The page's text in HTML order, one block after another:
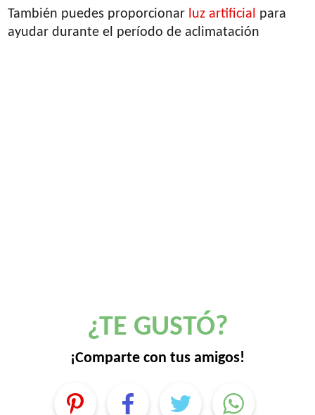
También puedes proporcionar luz artificial para
ayudar durante el período de aclimatación
¿TE GUSTÓ?
¡Comparte con tus amigos!